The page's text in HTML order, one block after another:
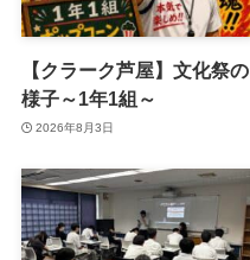
【クラーク芦屋】文化祭の
様子～1年1組～
2026年8月3日